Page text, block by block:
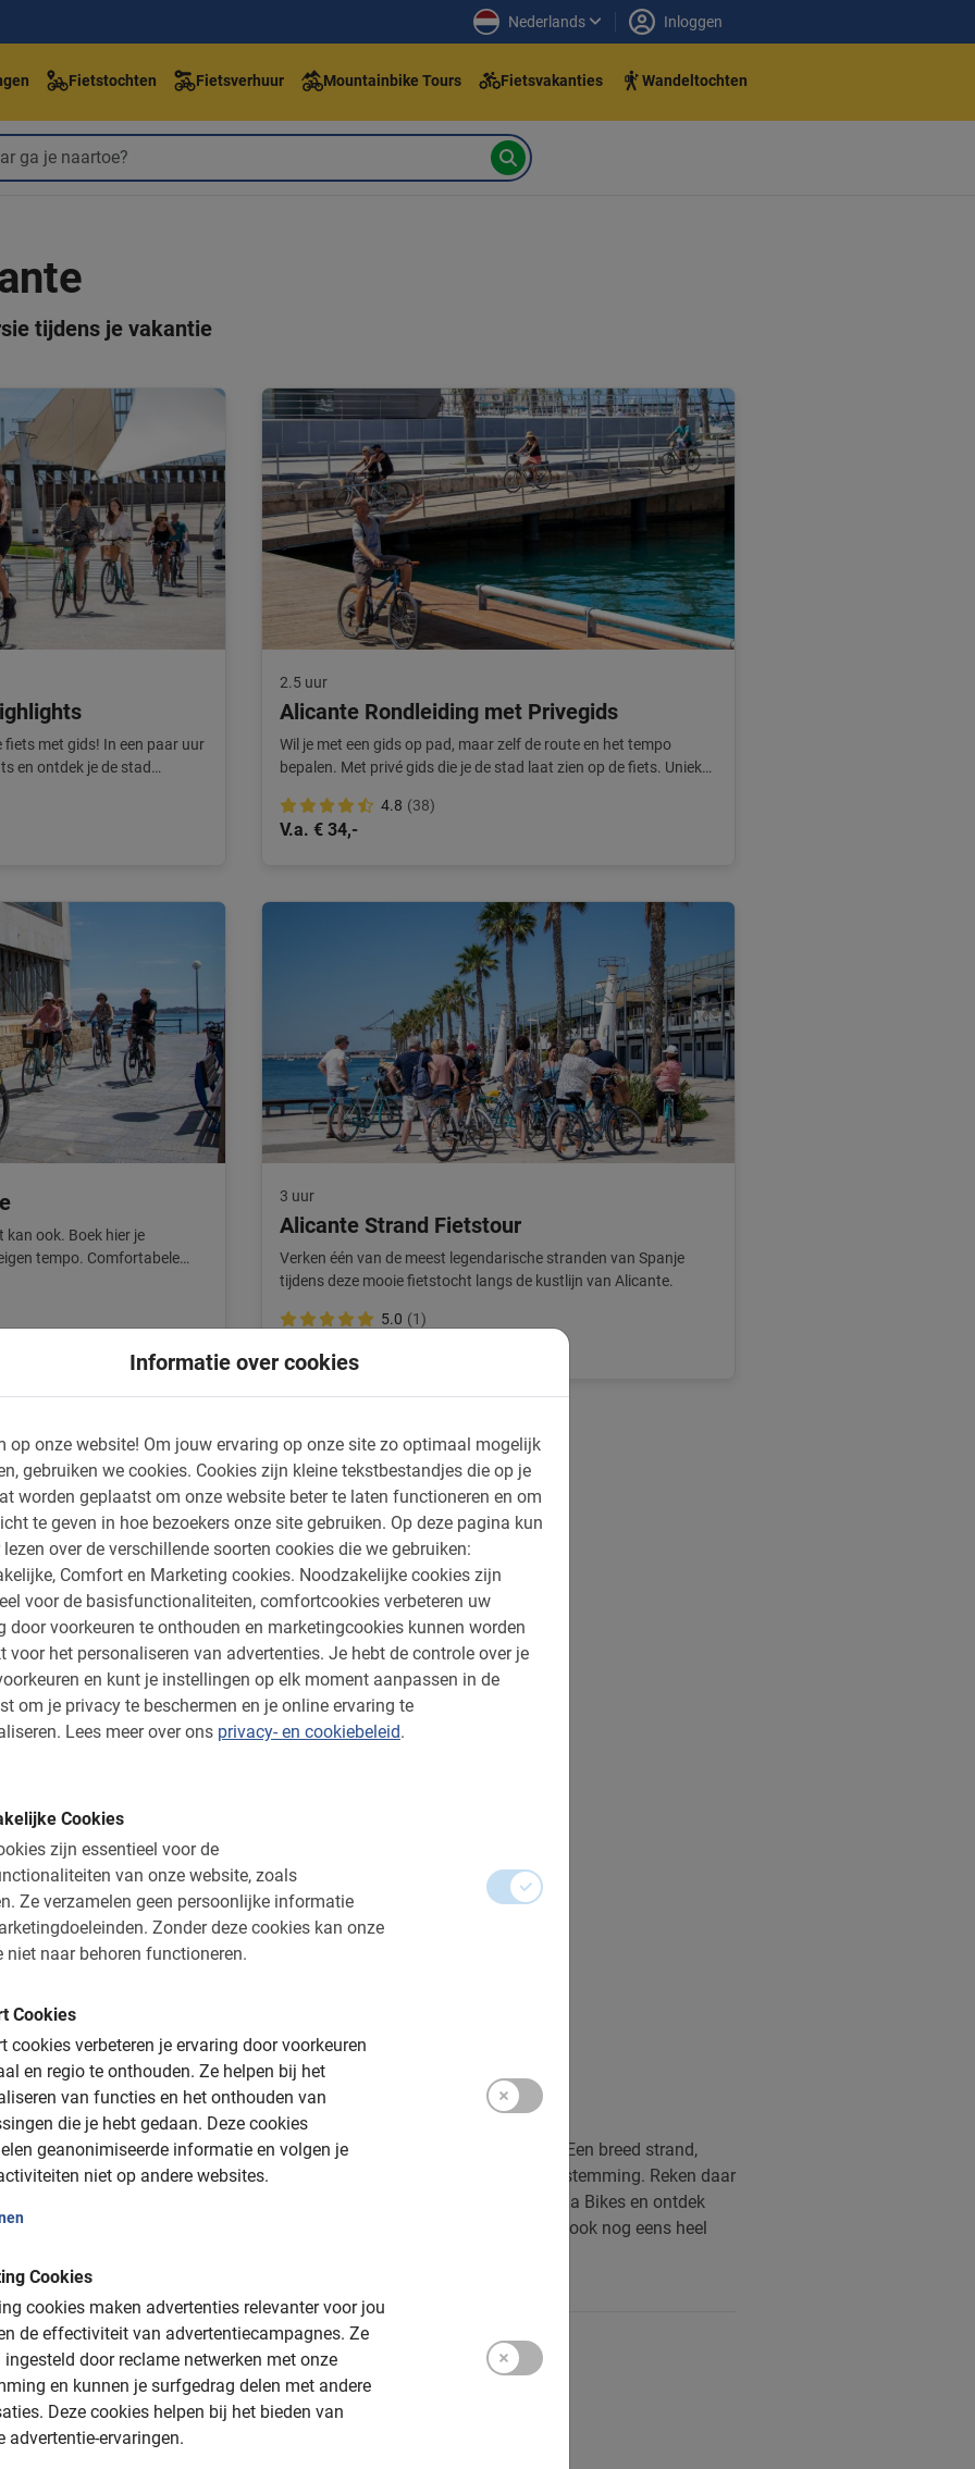
Informatie over cookies
op onze website! Om jouw ervaring op onze site zo optimaal mogelijk
gebruiken we cookies. Cookies zijn kleine tekstbestandjes die op je
worden geplaatst om onze website beter te laten functioneren en om
te geven in hoe bezoekers onze site gebruiken. Op deze pagina kun
lezen over de verschillende soorten cookies die we gebruiken:
Comfort en Marketing cookies. Noodzakelijke cookies zijn
voor de basisfunctionaliteiten, comfortcookies verbeteren uw
door voorkeuren te onthouden en marketingcookies kunnen worden
voor het personaliseren van advertenties. Je hebt de controle over je
en kunt je instellingen op elk moment aanpassen in de
om je privacy te beschermen en je online ervaring te
Lees meer over ons privacy- en cookiebeleid.
Cookies
zijn essentieel voor de
van onze website, zoals
Ze verzamelen geen persoonlijke informatie
Zonder deze cookies kan onze
niet naar behoren functioneren.
Cookies
cookies verbeteren je ervaring door voorkeuren
en regio te onthouden. Ze helpen bij het
van functies en het onthouden van
die je hebt gedaan. Deze cookies
geanonimiseerde informatie en volgen je
niet op andere websites.
Cookies
cookies maken advertenties relevanter voor jou
de effectiviteit van advertentiecampagnes. Ze
ingesteld door reclame netwerken met onze
en kunnen je surfgedrag delen met andere
Deze cookies helpen bij het bieden van
advertentie-ervaringen.
Nederlands Inloggen
Fietstochten Fietsverhuur Mountainbike Tours Fietsvakanties Wandeltochten
tijdens je vakantie
met gids! In een paar uur
en ontdek je de stad
2.5 uur
Alicante Rondleiding met Privegids
Wil je met een gids op pad, maar zelf de route en het tempo
bepalen. Met privé gids die je de stad laat zien op de fiets. Unieke
4.8 (38)
V.a. € 34,-
kan ook. Boek hier je
tempo. Comfortabele
3 uur
Alicante Strand Fietstour
Verken één van de meest legendarische stranden van Spanje
tijdens deze mooie fietstocht langs de kustlijn van Alicante.
5.0 (1)
5.0
een hele leuke en
Allicante gehad.
die sinds
woont. Dat is goed
over de “the
enthousiast en
gebouwen en de
vaart er goed in te
goed bij elkaar.
met de gids ***, is
Ideaal voor tijdens je stedentrip of vakantie aan de Costa Blanca. Een breed strand,
fijne boulevard en tal van bezienswaardigheden maken het tot een top bestemming. Reken daar
dat het heel fijn is om hier doorheen te fietsen. Boek een fietstour met Baja Bikes en ontdek
manier. Onze tours in Alicante zijn veilig, leuk en informatief. Bovendien ook nog eens heel
iedereen.
met gids